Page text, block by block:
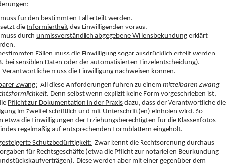
muss für den bestimmten Fall erteilt werden.
setzt die Informiertheit des Einwilligenden voraus.
muss durch unmissverständlich abgegebene Willensbekundung erklärt
Fällen muss die Einwilligung sogar ausdrücklich erteilt werden
bei sensiblen Daten oder der automatisierten Einzelentscheidung).
Verantwortliche muss die Einwilligung nachweisen können.
Zwang: All diese Anforderungen führen zu einem mittelbaren Zwang
. Denn selbst wenn explizit keine Form vorgeschrieben ist,
Pflicht zur Dokumentation in der Praxis dazu, dass der Verantwortliche die
im Zweifel schriftlich und mit Unterschrift(en) einholen wird. So
etwa die Einwilligungen der Erziehungsberechtigten für die Klassenfotos
regelmäßig auf entsprechenden Formblättern eingeholt.
Schutzbedürftigkeit: Zwar kennt die Rechtsordnung durchaus
für Rechtsgeschäfte (etwa die Pflicht zur notariellen Beurkundung
Diese werden aber mit einer gegenüber dem